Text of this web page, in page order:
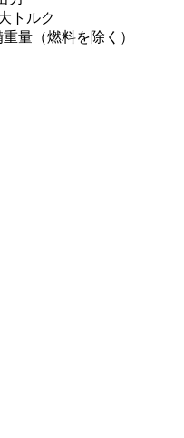
トルク
量（燃料を除く）